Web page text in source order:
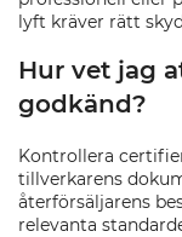
lyft kräver rätt
Hur vet jag
godkänd?
Kontrollera
tillverkarens
återförsäljarens
relevanta